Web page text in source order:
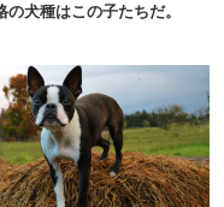
の犬種はこの子たちだ。
閉じる